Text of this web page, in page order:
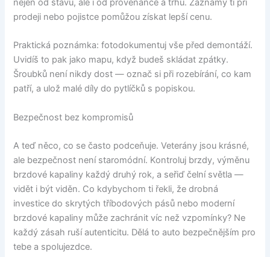
nejen od stavu, ale i od provenance a trhu. Záznamy ti při
prodeji nebo pojistce pomůžou získat lepší cenu.
Praktická poznámka: fotodokumentuj vše před demontáží.
Uvidíš to pak jako mapu, když budeš skládat zpátky.
Šroubků není nikdy dost — označ si při rozebírání, co kam
patří, a ulož malé díly do pytlíčků s popiskou.
Bezpečnost bez kompromisů
A teď něco, co se často podceňuje. Veterány jsou krásné,
ale bezpečnost není staromódní. Kontroluj brzdy, výměnu
brzdové kapaliny každý druhý rok, a seřiď čelní světla —
vidět i být viděn. Co kdybychom ti řekli, že drobná
investice do skrytých tříbodových pásů nebo moderní
brzdové kapaliny může zachránit víc než vzpomínky? Ne
každý zásah ruší autenticitu. Dělá to auto bezpečnějším pro
tebe a spolujezdce.